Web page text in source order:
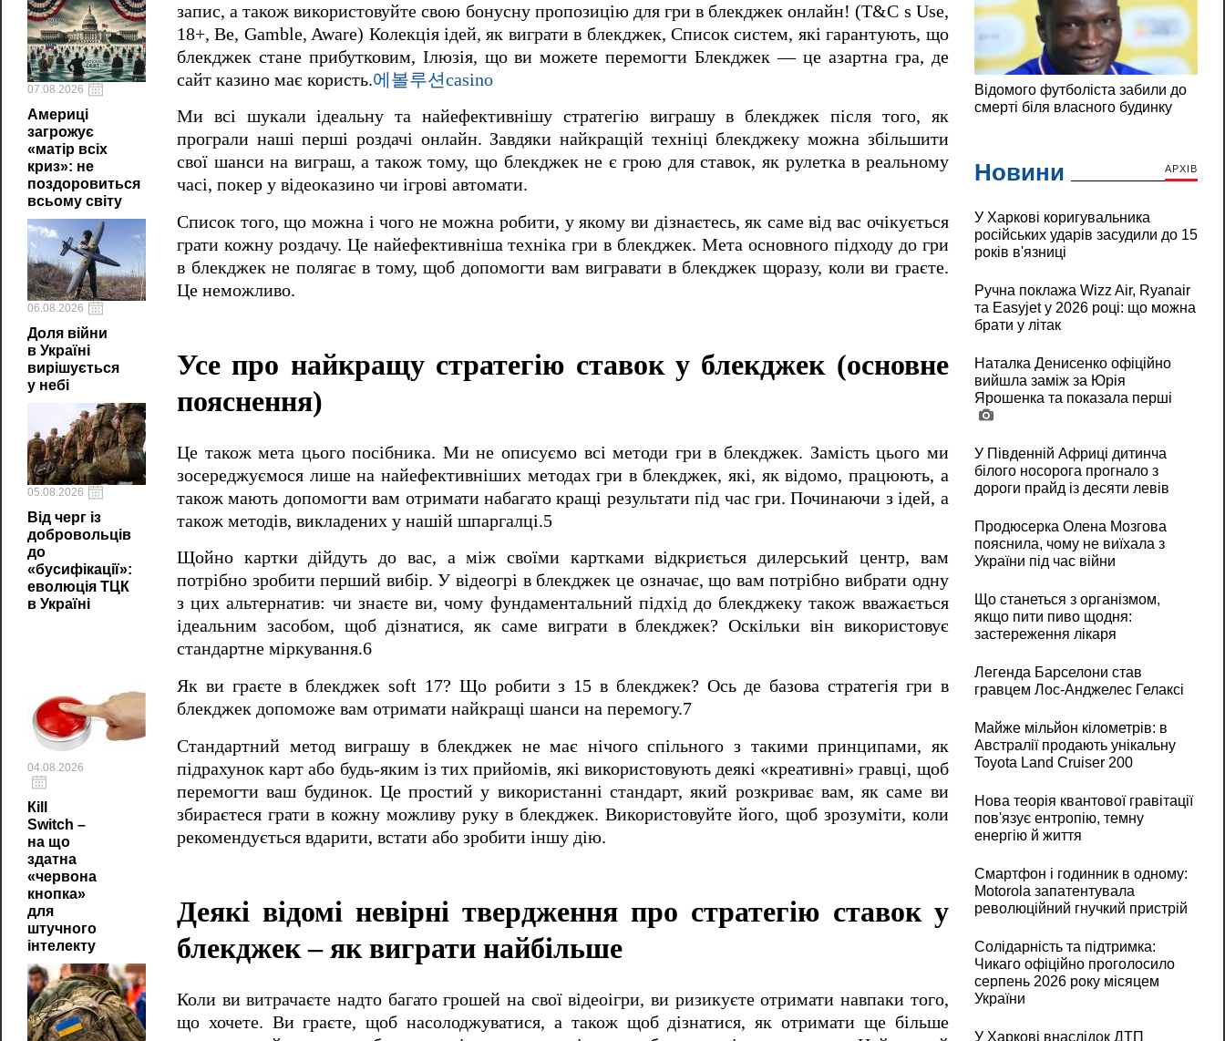
07.08.2026
Америці
загрожує
«матір всіх
криз»: не
поздоровиться
всьому світу
06.08.2026
Доля війни
в Україні
вирішується
у небі
05.08.2026
Від черг із
добровольців
до
«бусифікації»:
еволюція ТЦК
в Україні
04.08.2026
Кill
Switch –
на що
здатна
«червона
кнопка»
для
штучного
інтелекту
запис, а також використовуйте свою бонусну пропозицію для гри в блекджек онлайн! (T&C s Use,
18+, Be, Gamble, Aware) Колекція ідей, як виграти в блекджек, Список систем, які гарантують, що
блекджек стане прибутковим, Ілюзія, що ви можете перемогти Блекджек — це азартна гра, де
сайт казино має користь.에볼루션casino
Ми всі шукали ідеальну та найефективнішу стратегію виграшу в блекджек після того, як
програли наші перші роздачі онлайн. Завдяки найкращій техніці блекджеку можна збільшити
свої шанси на виграш, а також тому, що блекджек не є грою для ставок, як рулетка в реальному
часі, покер у відеоказино чи ігрові автомати.
Список того, що можна і чого не можна робити, у якому ви дізнаєтесь, як саме від вас очікується
грати кожну роздачу. Це найефективніша техніка гри в блекджек. Мета основного підходу до гри
в блекджек не полягає в тому, щоб допомогти вам вигравати в блекджек щоразу, коли ви граєте.
Це неможливо.
Усе про найкращу стратегію ставок у блекджек (основне
пояснення)
Це також мета цього посібника. Ми не описуємо всі методи гри в блекджек. Замість цього ми
зосереджуємося лише на найефективніших методах гри в блекджек, які, як відомо, працюють, а
також мають допомогти вам отримати набагато кращі результати під час гри. Починаючи з ідей, а
також методів, викладених у нашій шпаргалці.5
Щойно картки дійдуть до вас, а між своїми картками відкриється дилерський центр, вам
потрібно зробити перший вибір. У відеогрі в блекджек це означає, що вам потрібно вибрати одну
з цих альтернатив: чи знаєте ви, чому фундаментальний підхід до блекджеку також вважається
ідеальним засобом, щоб дізнатися, як саме виграти в блекджек? Оскільки він використовує
стандартне міркування.6
Як ви граєте в блекджек soft 17? Що робити з 15 в блекджек? Ось де базова стратегія гри в
блекджек допоможе вам отримати найкращі шанси на перемогу.7
Стандартний метод виграшу в блекджек не має нічого спільного з такими принципами, як
підрахунок карт або будь-яким із тих прийомів, які використовують деякі «креативні» гравці, щоб
перемогти ваш будинок. Це простий у використанні стандарт, який розкриває вам, як саме ви
збираєтеся грати в кожну можливу руку в блекджек. Використовуйте його, щоб зрозуміти, коли
рекомендується вдарити, встати або зробити іншу дію.
Деякі відомі невірні твердження про стратегію ставок у
блекджек – як виграти найбільше
Коли ви витрачаєте надто багато грошей на свої відеоігри, ви ризикуєте отримати навпаки того,
що хочете. Ви граєте, щоб насолоджуватися, а також щоб дізнатися, як отримати ще більше
Новини АРХІВ
У Харкові коригувальника
російських ударів засудили до 15
років в'язниці
Ручна поклажа Wizz Air, Ryanair
та Easyjet у 2026 році: що можна
брати у літак
Наталка Денисенко офіційно
вийшла заміж за Юрія
Ярошенка та показала перші
У Південній Африці дитинча
білого носорога прогнало з
дороги прайд із десяти левів
Продюсерка Олена Мозгова
пояснила, чому не виїхала з
України під час війни
Що станеться з організмом,
якщо пити пиво щодня:
застереження лікаря
Легенда Барселони став
гравцем Лос-Анджелес Гелаксі
Майже мільйон кілометрів: в
Австралії продають унікальну
Toyota Land Cruiser 200
Нова теорія квантової гравітації
пов'язує ентропію, темну
енергію й життя
Смартфон і годинник в одному:
Motorola запатентувала
революційний гнучкий пристрій
Солідарність та підтримка:
Чикаго офіційно проголосило
серпень 2026 року місяцем
України
У Харкові внаслідок ДТП